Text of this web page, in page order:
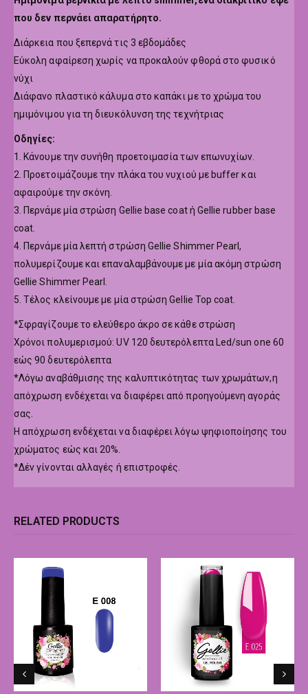
που δεν περνάει απαρατήρητο.
Διάρκεια που ξεπερνά τις 3 εβδομάδες
Εύκολη αφαίρεση χωρίς να προκαλούν φθορά στο φυσικό
νύχι
Διάφανο πλαστικό κάλυμα στο καπάκι με το χρώμα του
ημιμόνιμου για τη διευκόλυνση της τεχνήτριας
Οδηγίες:
1. Κάνουμε την συνήθη προετοιμασία των επωνυχίων.
2. Προετοιμάζουμε την πλάκα του νυχιού με buffer και
αφαιρούμε την σκόνη.
3. Περνάμε μία στρώση Gellie base coat ή Gellie rubber base
coat.
4. Περνάμε μία λεπτή στρώση Gellie Shimmer Pearl,
πολυμερίζουμε και επαναλαμβάνουμε με μία ακόμη στρώση
Gellie Shimmer Pearl.
5. Τέλος κλείνουμε με μία στρώση Gellie Top coat.
*Σφραγίζουμε το ελεύθερο άκρο σε κάθε στρώση
Χρόνοι πολυμερισμού: UV 120 δευτερόλεπτα Led/sun one 60
εώς 90 δευτερόλεπτα
*Λόγω αναβάθμισης της καλυπτικότητας των χρωμάτων,η
απόχρωση ενδέχεται να διαφέρει από προηγούμενη αγοράς
σας.
Η απόχρωση ενδέχεται να διαφέρει λόγω ψηφιοποίησης του
χρώματος εώς και 20%.
*Δέν γίνονται αλλαγές ή επιστροφές.
RELATED PRODUCTS